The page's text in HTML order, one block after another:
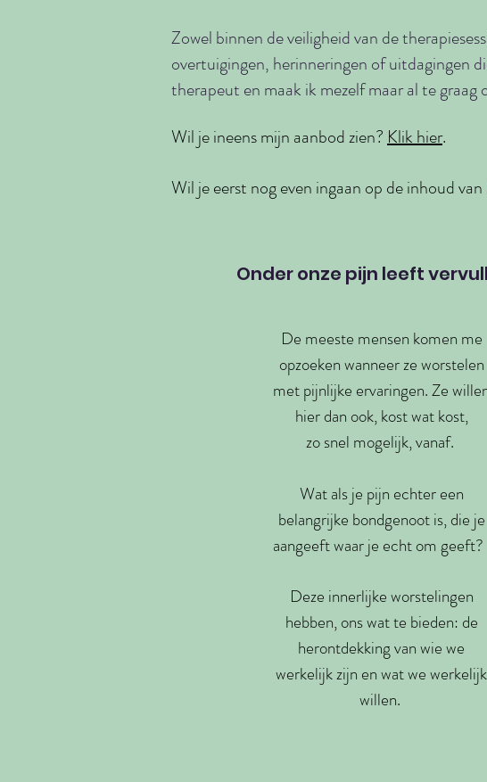
Zowel binnen de veiligheid van de
overtuigingen, herinneringen of uitdagingen
therapeut en maak ik mezelf maar al te graag
Wil je ineens mijn aanbod zien?Klik hier.
Wil je eerst nog even ingaan op deinhoud
Onder onze pijn leeft
De meeste mensen komen me
opzoeken wanneer ze worstelen
met pijnlijke ervaringen.​ Ze
hier dan ook, kost wat kost,
zo snel mogelijk, vanaf.
Wat als je pijn echter een
belangrijke bondgenoot is, die je
aangeeft waar je echt om geeft?
Deze innerlijke worstelingen
hebben, ons wat te bieden: de
herontdekking van wie we
werkelijk zijn en wat we werkelijk
willen.